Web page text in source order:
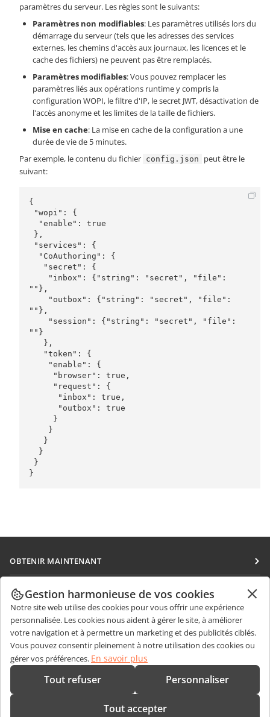
paramètres du serveur. Les règles sont le suivants:
Paramètres non modifiables: Les paramètres utilisés lors du
démarrage du serveur (tels que les adresses des services
externes, les chemins d'accès aux journaux, les licences et le
cache des fichiers) ne peuvent pas être remplacés.
Paramètres modifiables: Vous pouvez remplacer les
paramètres liés aux opérations runtime y compris la
configuration WOPI, le filtre d'IP, le secret JWT, désactivation de
l'accès anonyme et les limites de la taille de fichiers.
Mise en cache: La mise en cache de la configuration a une
durée de vie de 5 minutes.
Par exemple, le contenu du fichier config.json
peut être le
suivant:
{
""},
""},
""}
}
OBTENIR MAINTENANT
Docs
DocSpace
Workspace
Connecteurs
Applications de bureau
Applications mobiles
COLLABORATION
Pour les contributeurs
Pour les traducteurs
Pour les influenceurs
Offres d'emploi
OBTENIR DES NOUVELLES
Blog
OBTENIR DE L'AIDE
Forum
CONTACTEZ-NOUS
Questions de ventes
sales@onlyoffice.com
Gestion harmonieuse de vos cookies
Notre site web utilise des cookies pour vous offrir une expérience
personnalisée. Les cookies nous aident à gérer le site, à améliorer
votre navigation et à permettre un marketing et des publicités ciblés.
Vous pouvez consentir pleinement à notre utilisation des cookies ou
gérer vos préférences. En savoir plus
Tout refuser Personnaliser
Tout accepter